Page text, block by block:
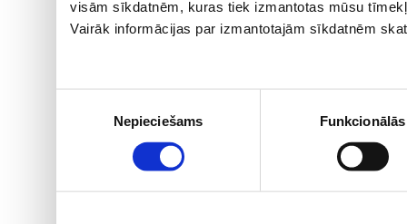
visām sīkdatnēm, kuras tiek izmantotas mūsu
Vairāk informācijas par izmantotajām sīkdatnēm
Nepieciešams Funkcionālās